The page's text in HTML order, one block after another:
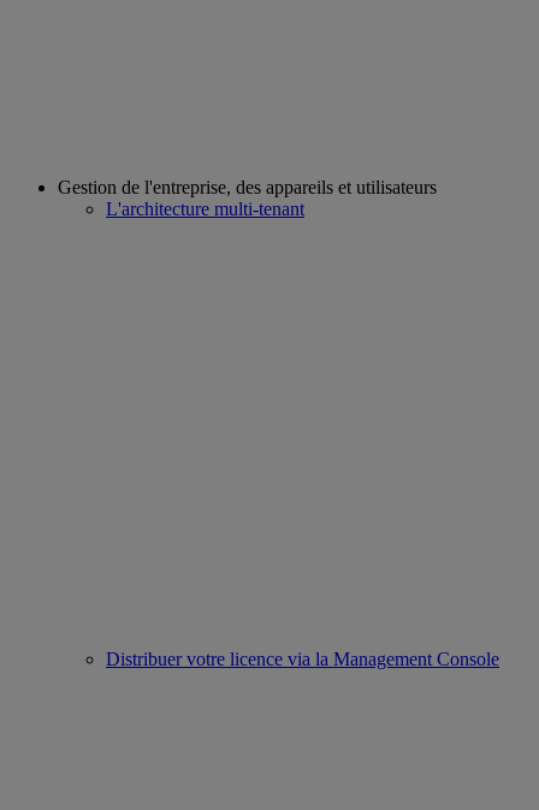
Gestion de l'entreprise, des appareils et utilisateurs
L'architecture multi-tenant
Distribuer votre licence via la Management Console